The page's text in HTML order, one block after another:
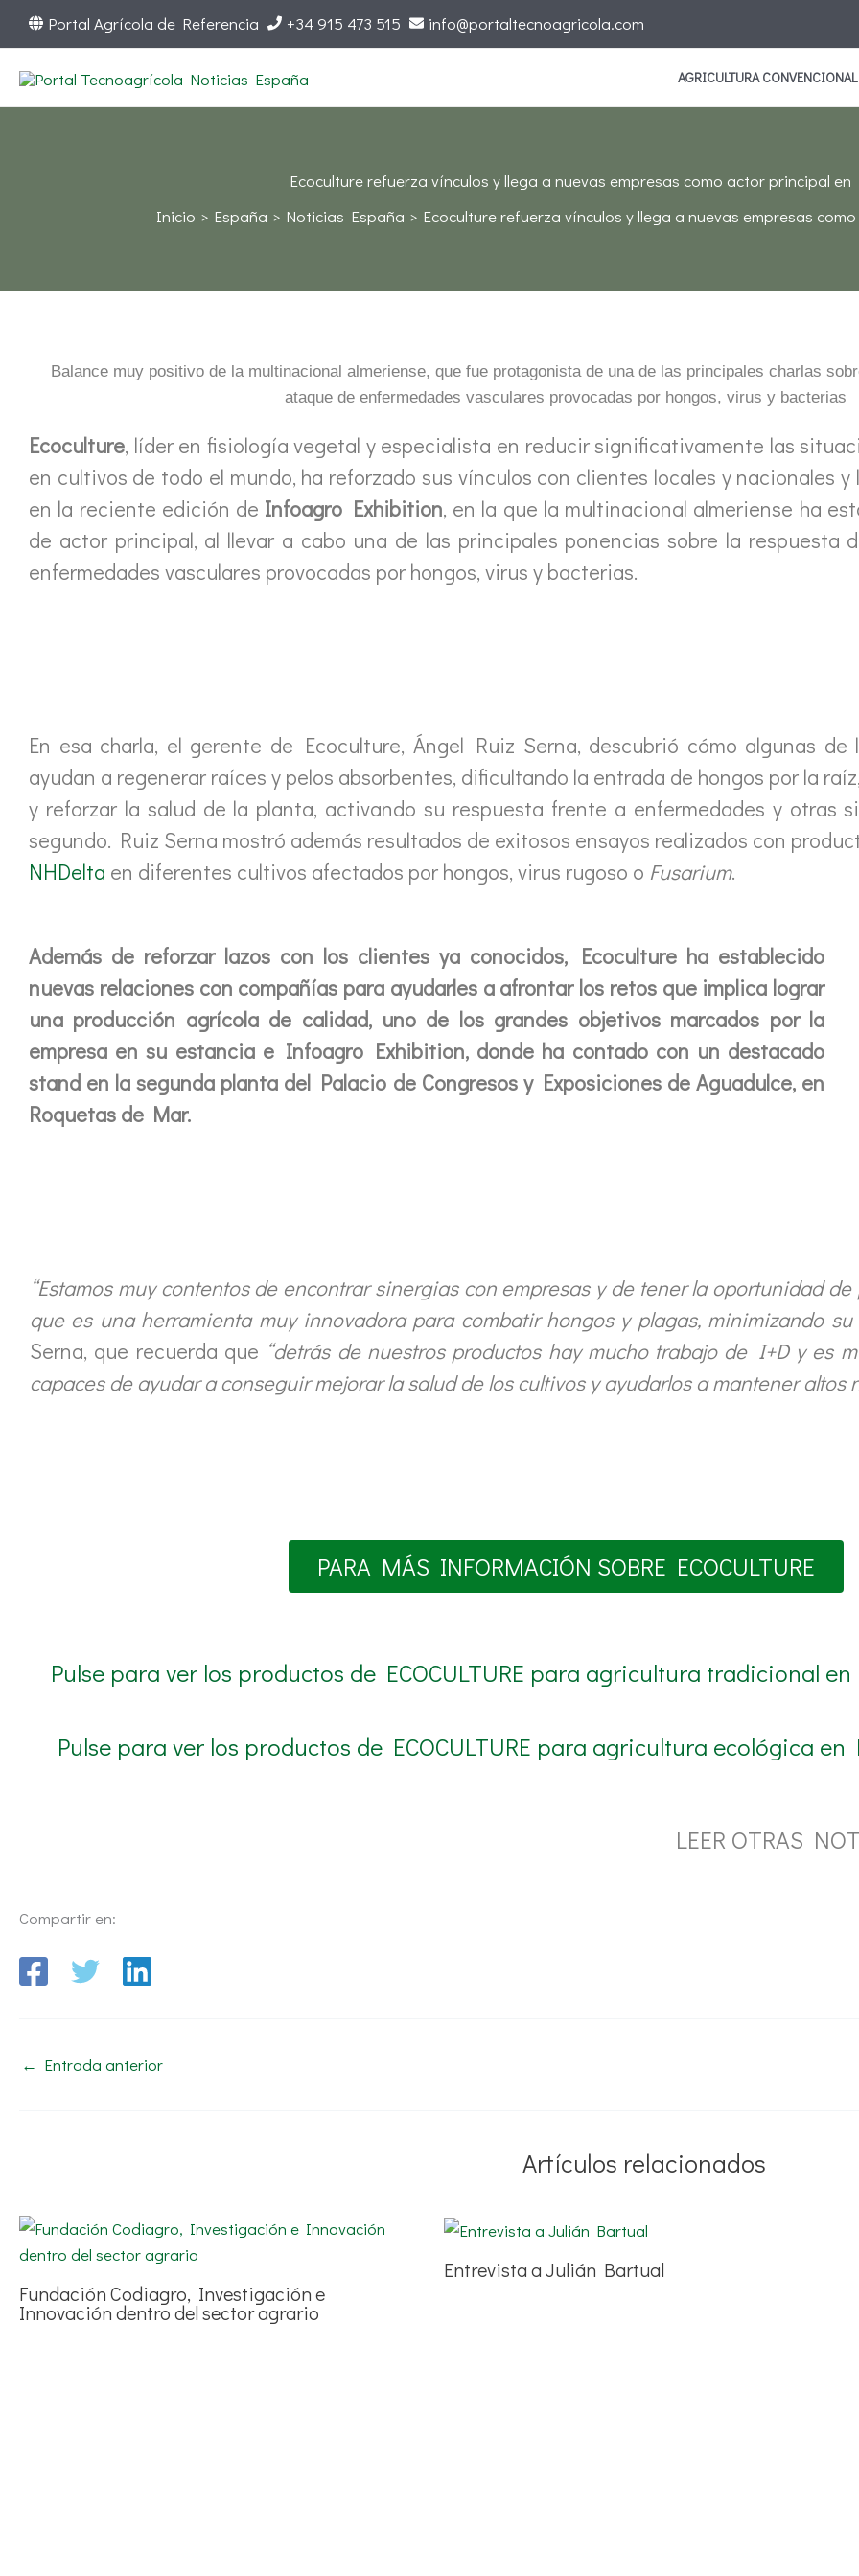
Portal Agrícola de Referencia +34 915 473 515 info@portaltecnoagricola.com
AGRICULTURA CONVENCIONAL
Ecoculture refuerza vínculos y llega a nuevas empresas como actor principal
Inicio
España Noticias España Ecoculture refuerza vínculos y llega a nuevas empresas
Balance muy positivo de la multinacional almeriense, que fue protagonista de una de las principales charlas
ataque de enfermedades vasculares provocadas por hongos, virus y bacterias
Ecoculture, líder en fisiología vegetal y especialista en reducir significativamente las
en cultivos de todo el mundo, ha reforzado sus vínculos con clientes locales y nacionales y
en la reciente edición de Infoagro Exhibition, en la que la multinacional almeriense ha
de actor principal, al llevar a cabo una de las principales ponencias sobre la respuesta
enfermedades vasculares provocadas por hongos, virus y bacterias.
En esa charla, el gerente de Ecoculture, Ángel Ruiz Serna, descubrió cómo algunas
ayudan a regenerar raíces y pelos absorbentes, dificultando la entrada de hongos por la
y reforzar la salud de la planta, activando su respuesta frente a enfermedades y otras
segundo. Ruiz Serna mostró además resultados de exitosos ensayos realizados con
NHDelta en diferentes cultivos afectados por hongos, virus rugoso o Fusarium.
Además de reforzar lazos con los clientes ya conocidos, Ecoculture ha establecido
nuevas relaciones con compañías para ayudarles a afrontar los retos que implica lograr
una producción agrícola de calidad, uno de los grandes objetivos marcados por la
empresa en su estancia e Infoagro Exhibition, donde ha contado con un destacado
stand en la segunda planta del Palacio de Congresos y Exposiciones de Aguadulce, en
Roquetas de Mar.
“Estamos muy contentos de encontrar sinergias con empresas y de tener la oportunidad
que es una herramienta muy innovadora para combatir hongos y plagas, minimizando su
Serna, que recuerda que “detrás de nuestros productos hay mucho trabajo de I+D y es
capaces de ayudar a conseguir mejorar la salud de los cultivos y ayudarlos a mantener altos
PARA MÁS INFORMACIÓN SOBRE ECOCULTURE
Pulse para ver los productos de ECOCULTURE para agricultura tradicional
Pulse para ver los productos de ECOCULTURE para agricultura ecológica
LEER OTRAS
Compartir en:
← Entrada anterior
Artículos relacionados
Fundación Codiagro, Investigación e
Innovación dentro del sector agrario
Entrevista a Julián Bartual